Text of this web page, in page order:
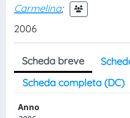
Carmelina;
2006
Scheda breve
Scheda completa (DC)
Anno